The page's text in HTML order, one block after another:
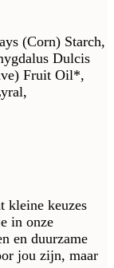
(Corn) Starch,
Dulcis
Fruit Oil*,
kleine keuzes
in onze
en duurzame
jou zijn, maar